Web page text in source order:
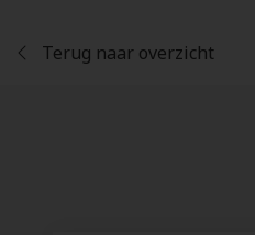
Terug naar overzicht